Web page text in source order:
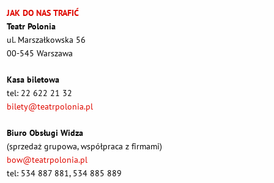
JAK DO NAS TRAFIĆ
Teatr Polonia
ul. Marszałkowska 56
00-545 Warszawa
Kasa biletowa
tel: 22 622 21 32
bilety@teatrpolonia.pl
Biuro Obsługi Widza
(sprzedaż grupowa, współpraca z firmami)
bow@teatrpolonia.pl
tel: 534 887 881, 534 885 889